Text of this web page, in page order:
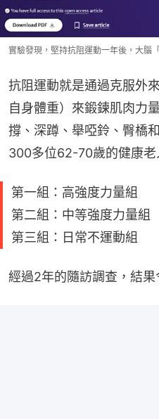
實驗發現，堅持抗阻運動一年後，大腦
抗阻運動就是通過克服外
自身體重）來鍛鍊肌肉力
撐、深蹲、舉啞鈴、臀橋
300多位62-70歲的健康老
第一組：高強度力量組
第二組：中等強度力量組
第三組：日常不運動組
經過2年的隨訪調查，結果